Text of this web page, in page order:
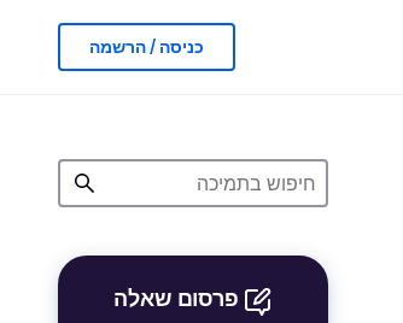
כניסה / הרשמה
פרסום שאלה